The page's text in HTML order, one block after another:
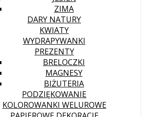
ZIMA
DARY NATURY
KWIATY
WYDRAPYWANKI
PREZENTY
BRELOCZKI
MAGNESY
BIŻUTERIA
PODZIĘKOWANIE
KOLOROWANKI WELUROWE